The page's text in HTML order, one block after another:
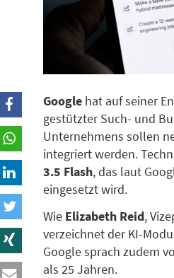
Google hat auf seiner
gestützter Such- und
Unternehmens sollen
integriert werden.
3.5 Flash, das laut
eingesetzt wird.
Wie Elizabeth Reid,
verzeichnet der KI-
Google sprach zudem
als 25 Jahren.